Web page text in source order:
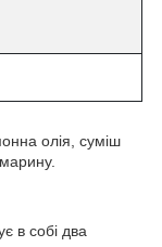
олія, суміш
в собі два